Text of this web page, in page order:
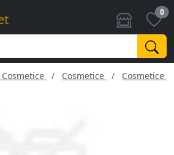
0
Cosmetice Cosmetice